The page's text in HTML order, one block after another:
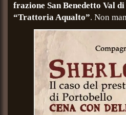
frazione San Benedetto Val
“Trattoria Aqualto”. Non